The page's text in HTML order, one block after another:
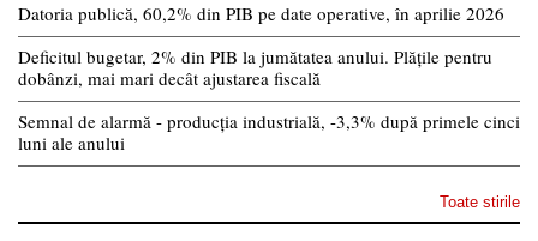
Datoria publică, 60,2% din PIB pe date operative, în aprilie 2026
Deficitul bugetar, 2% din PIB la jumătatea anului. Plățile pentru
dobânzi, mai mari decât ajustarea fiscală
Semnal de alarmă - producția industrială, -3,3% după primele cinci
luni ale anului
Toate stirile